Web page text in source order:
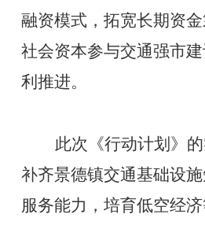
融资模式，拓宽长期资
社会资本参与交通强市
利推进。
此次《行动计划》
补齐景德镇交通基础设
服务能力，培育低空经济